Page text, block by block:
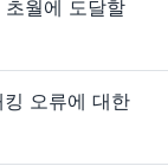
월에 도달할
오류에 대한